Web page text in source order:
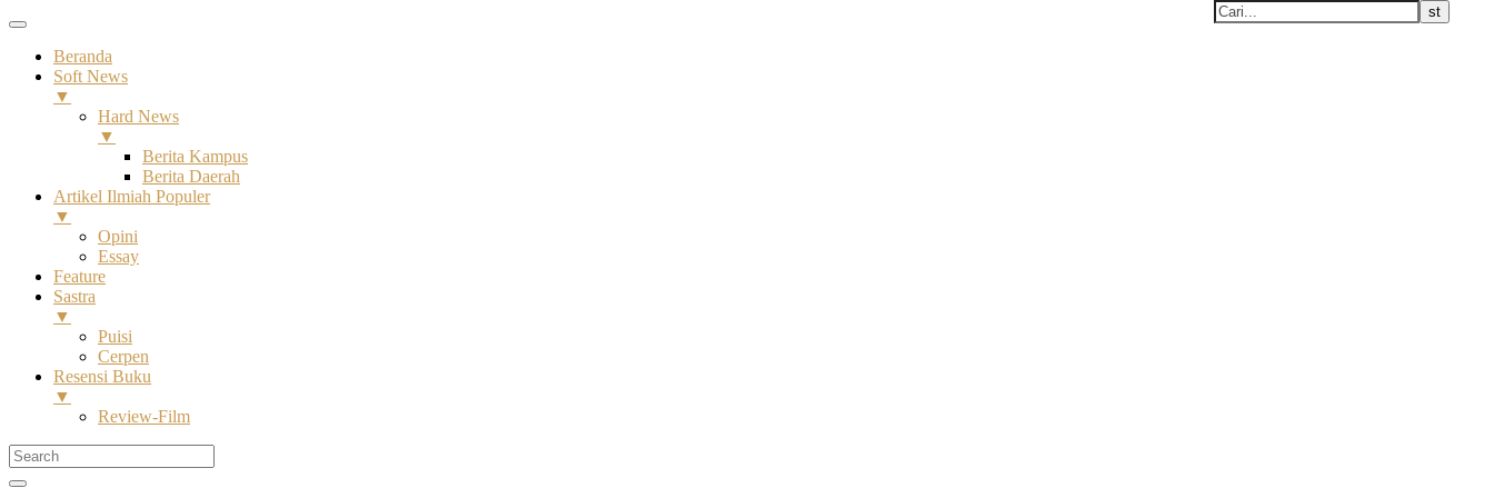
Beranda
Soft News
▼
Hard News
▼
Berita Kampus
Berita Daerah
Artikel Ilmiah Populer
▼
Opini
Essay
Feature
Sastra
▼
Puisi
Cerpen
Resensi Buku
▼
Review-Film